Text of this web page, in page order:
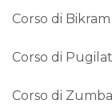
Corso di
Corso di
Corso di Zumba